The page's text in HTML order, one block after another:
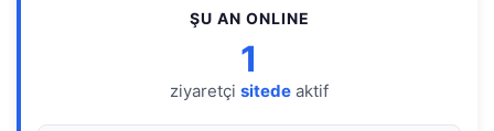
ŞU AN ONLINE
1
ziyaretçi sitede aktif